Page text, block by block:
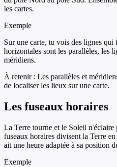
les cartes.
Exemple
Sur une carte, tu vois des lignes qui
horizontales sont les parallèles, les
méridiens.
À retenir : Les parallèles et
de localiser les lieux sur une carte.
Les fuseaux horaires
La Terre tourne et le Soleil n'éclaire
fuseaux horaires divisent la Terre
ait une heure adaptée à sa position
Exemple